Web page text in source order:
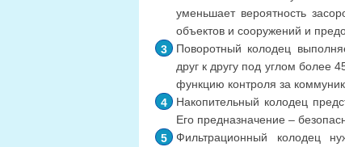
уменьшает вероятность
объектов и сооружений и
Поворотный колодец
друг к другу под углом более
функцию контроля за
Накопительный колодец
Его предназначение –
Фильтрационный колодец